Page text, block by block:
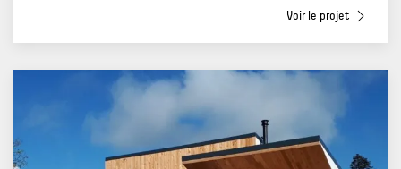
Voir le projet